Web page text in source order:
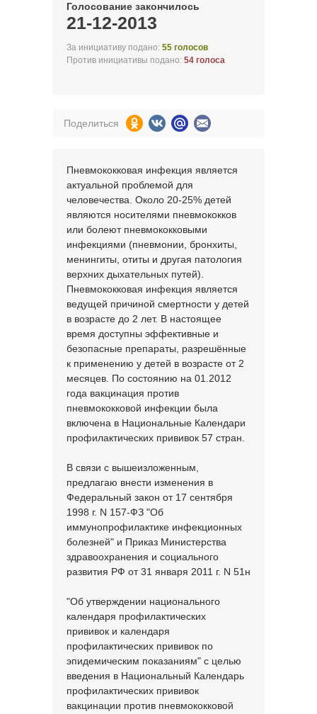
Голосование закончилось
21-12-2013
За инициативу подано: 55 голосов
Против инициативы подано: 54 голоса
Поделиться
Пневмококковая инфекция является
актуальной проблемой для
человечества. Около 20-25% детей
являются носителями пневмококков
или болеют пневмококковыми
инфекциями (пневмонии, бронхиты,
менингиты, отиты и другая патология
верхних дыхательных путей).
Пневмококковая инфекция является
ведущей причиной смертности у детей
в возрасте до 2 лет. В настоящее
время доступны эффективные и
безопасные препараты, разрешённые
к применению у детей в возрасте от 2
месяцев. По состоянию на 01.2012
года вакцинация против
пневмококковой инфекции была
включена в Национальные Календари
профилактических прививок 57 стран.
В связи с вышеизложенным,
предлагаю внести изменения в
Федеральный закон от 17 сентября
1998 г. N 157-ФЗ "Об
иммунопрофилактике инфекционных
болезней" и Приказ Министерства
здравоохранения и социального
развития РФ от 31 января 2011 г. N 51н
"Об утверждении национального
календаря профилактических
прививок и календаря
профилактических прививок по
эпидемическим показаниям" с целью
введения в Национальный Календарь
профилактических прививок
вакцинации против пневмококковой